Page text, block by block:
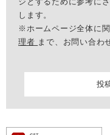
します。
※ホームページ全体に関
理者 まで、お問い合わ